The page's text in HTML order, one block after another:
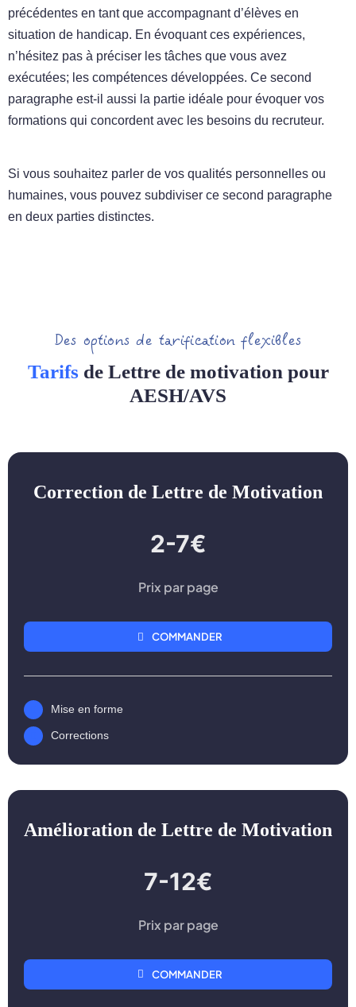
précédentes en tant que accompagnant d’élèves en
situation de handicap. En évoquant ces expériences,
n’hésitez pas à préciser les tâches que vous avez
exécutées; les compétences développées. Ce second
paragraphe est-il aussi la partie idéale pour évoquer vos
formations qui concordent avec les besoins du recruteur.
Si vous souhaitez parler de vos qualités personnelles ou
humaines, vous pouvez subdiviser ce second paragraphe
en deux parties distinctes.
Des options de tarification flexibles
Tarifs de Lettre de motivation pour
AESH/AVS
Correction de Lettre de Motivation
2-7€
Prix par page
COMMANDER
Mise en forme
Corrections
Amélioration de Lettre de Motivation
7-12€
Prix par page
COMMANDER